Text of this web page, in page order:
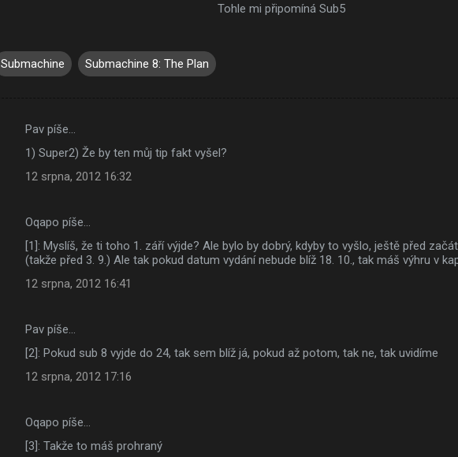
Tohle mi připomíná Sub5
Submachine Submachine 8: The Plan
Pav píše…
1) Super2) Že by ten můj tip fakt vyšel?
12 srpna, 2012 16:32
Oqapo píše…
[1]: Myslíš, že ti toho 1. září výjde? Ale bylo by dobrý, kdyby to vyšlo, ještě před
(takže před 3. 9.) Ale tak pokud datum vydání nebude blíž 18. 10., tak máš výhru v
12 srpna, 2012 16:41
Pav píše…
[2]: Pokud sub 8 vyjde do 24, tak sem blíž já, pokud až potom, tak ne, tak uvidíme
12 srpna, 2012 17:16
Oqapo píše…
[3]: Takže to máš prohraný